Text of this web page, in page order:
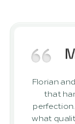
han
Florian
that
what